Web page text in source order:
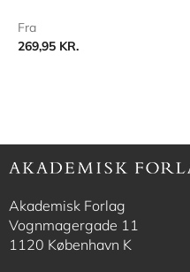
Fra
269,95 KR.
Akademisk Forlag
Vognmagergade 11
1120 København K